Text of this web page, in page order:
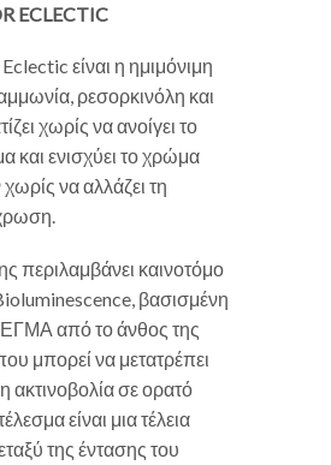
ECLECTIC
είναι η ημιμόνιμη
ρεσορκινόλη και
χωρίς να ανοίγει το
και ενισχύει το χρώμα
να αλλάζει τη
περιλαμβάνει καινοτόμο
βασισμένη
από το άνθος της
μπορεί να μετατρέπει
ακτινοβολία σε ορατό
είναι μια τέλεια
της έντασης του